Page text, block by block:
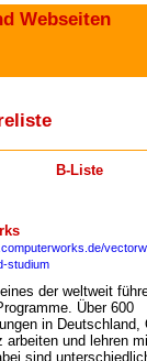
Webseiten
B-Liste
studium
der weltweit
Über 600
in Deutschland,
arbeiten und lehren
sind